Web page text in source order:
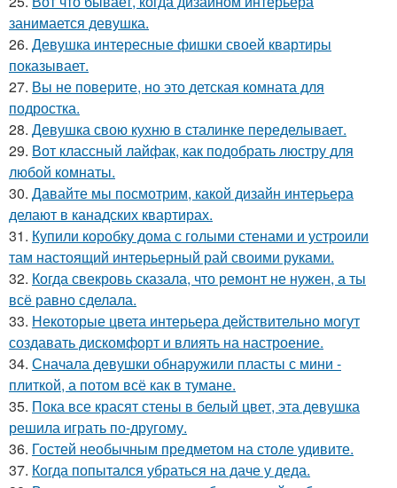
занимается девушка.
26. Девушка интересные фишки своей квартиры
показывает.
27. Вы не поверите, но это детская комната для
подростка.
28. Девушка свою кухню в сталинке переделывает.
29. Вот классный лайфак, как подобрать люстру для
любой комнаты.
30. Давайте мы посмотрим, какой дизайн интерьера
делают в канадских квартирах.
31. Купили коробку дома с голыми стенами и устроили
там настоящий интерьерный рай своими руками.
32. Когда свекровь сказала, что ремонт не нужен, а ты
всё равно сделала.
33. Некоторые цвета интерьера действительно могут
создавать дискомфорт и влиять на настроение.
34. Сначала девушки обнаружили пласты с мини -
плиткой, а потом всё как в тумане.
35. Пока все красят стены в белый цвет, эта девушка
решила играть по-другому.
36. Гостей необычным предметом на столе удивите.
37. Когда попытался убраться на даче у деда.